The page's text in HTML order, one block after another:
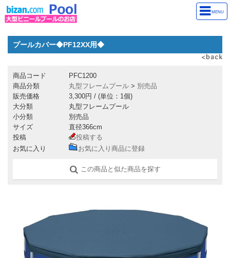
MENU
プールカバー◆PF12XX用◆
商品コード
PFC1200
商品分類
丸型フレームプール > 別売品
販売価格
3,300円 / (単位：1個)
大分類
丸型フレームプール
小分類
別売品
サイズ
直径366cm
投稿
投稿する
お気に入り
お気に入り商品に登録
この商品と似た商品を探す